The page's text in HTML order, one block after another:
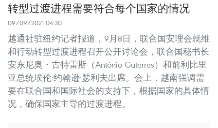
转型过渡进程需要符合每个国家的情况
09/09/2021 04:30
越通社驻纽约记者报道，9月8日，联合国安理会就维
和行动转型过渡进程召开公开讨论会，联合国秘书长
安东尼奥・古特雷斯（António Guterres）和前利比里
亚总统埃伦·约翰逊·瑟利夫出席。会上，越南强调需
要在联合国和国际社会的支持下，根据国家的具体情
况，确保国家主导的过渡进程。